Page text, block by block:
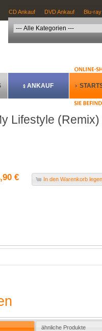
CD Ankauf DVD Ankauf Blu-
ANKAUF
Lifestyle
€ In den Warenkorb
ähnliche Produkte